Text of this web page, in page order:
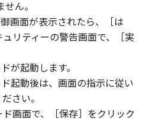
のいずれも、「本ソフト
使用不能から生ずるいか
よびその他の派生的また
がこれらに限定されない
。）について、適用法で
の責任を負わないものと
ノン、キヤノンのライセ
会社、キヤノンの関連会
店または販売店がかかる
ん。
画面が表示されたら、［は
リティーの警告画面で、［実
が起動します。
起動後は、画面の指示に従い
さい。
ド画面で、［保存］をクリック